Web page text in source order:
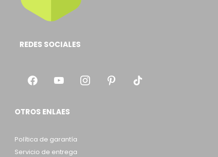
REDES SOCIALES
OTROS ENLAES
Política de garantía
Servicio de entrega